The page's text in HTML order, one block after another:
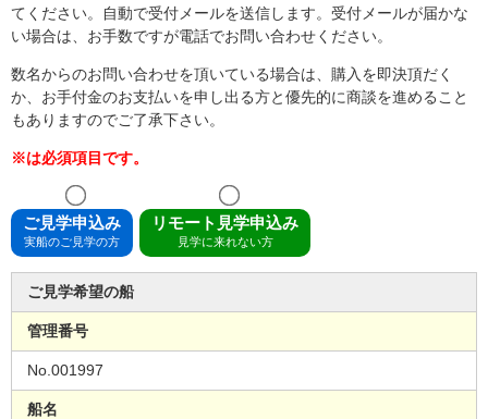
てください。自動で受付メールを送信します。受付メールが届かな
い場合は、お手数ですが電話でお問い合わせください。
数名からのお問い合わせを頂いている場合は、購入を即決頂だく
か、お手付金のお支払いを申し出る方と優先的に商談を進めること
もありますのでご了承下さい。
※は必須項目です。
ご見学申込み
実船のご見学の方
リモート見学申込み
見学に来れない方
ご見学希望の船
管理番号
No.001997
船名